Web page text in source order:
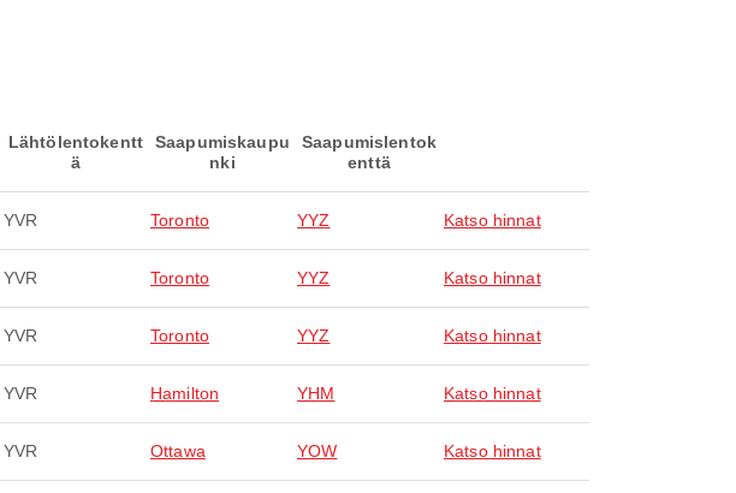
Lähtölentokentt
ä
Saapumiskaupu
nki
Saapumislentok
enttä
YVR Toronto YYZ Katso hinnat
YVR Toronto YYZ Katso hinnat
YVR Toronto YYZ Katso hinnat
YVR Hamilton YHM Katso hinnat
YVR Ottawa YOW Katso hinnat